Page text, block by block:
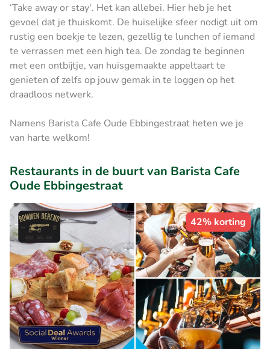
‘Take away or stay'. Het kan allebei. Hier heb je het
gevoel dat je thuiskomt. De huiselijke sfeer nodigt uit om
rustig een boekje te lezen, gezellig te lunchen of iemand
te verrassen met een high tea. De zondag te beginnen
met een ontbijtje, van huisgemaakte appeltaart te
genieten of zelfs op jouw gemak in te loggen op het
draadloos netwerk.
Namens Barista Cafe Oude Ebbingestraat heten we je
van harte welkom!
Restaurants in de buurt van Barista Cafe
Oude Ebbingestraat
42% korting